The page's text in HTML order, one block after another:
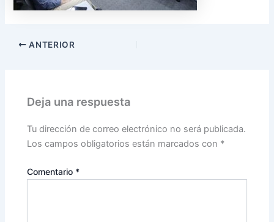
ANTERIOR
Deja una respuesta
Tu dirección de correo electrónico no será publicada.
Los campos obligatorios están marcados con *
Comentario *